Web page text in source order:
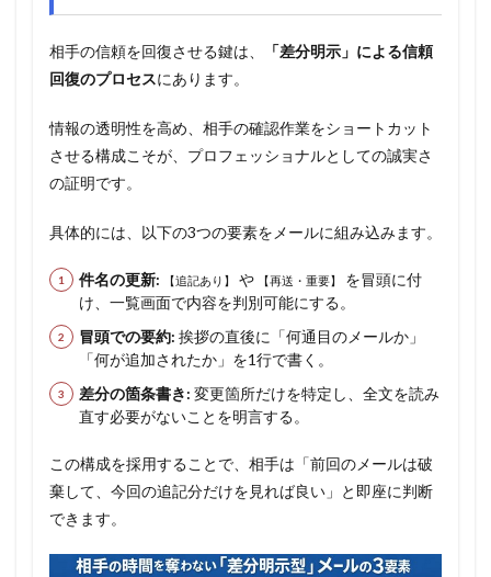
相手の信頼を回復させる鍵は、
「差分明示」による信頼
回復のプロセスにあります。
情報の透明性を高め、相手の確認作業をショートカット
させる構成こそが、プロフェッショナルとしての誠実さ
の証明です。
具体的には、以下の3つの要素をメールに組み込みます。
件名の更新: 【追記あり】 や 【再送・重要】
を冒頭に付
け、一覧画面で内容を判別可能にする。
冒頭での要約: 挨拶の直後に「何通目のメールか」
「何が追加されたか」を1行で書く。
差分の箇条書き: 変更箇所だけを特定し、全文を読み
直す必要がないことを明言する。
この構成を採用することで、相手は「前回のメールは破
棄して、今回の追記分だけを見れば良い」と即座に判断
できます。